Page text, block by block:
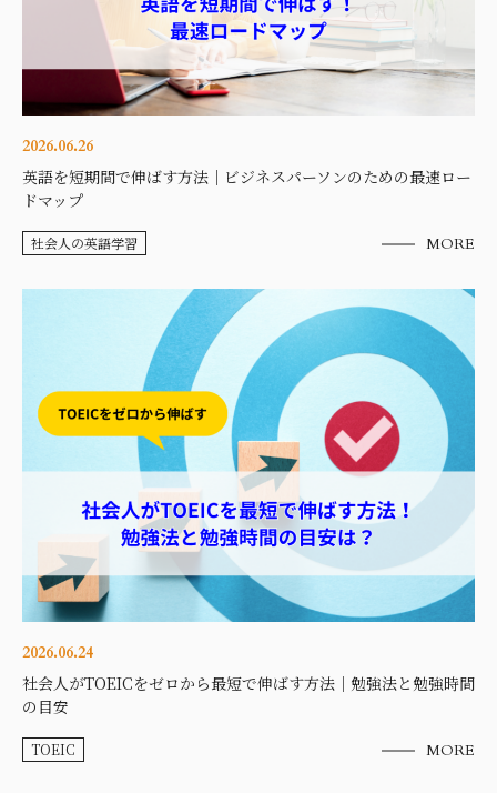
2026.06.26
英語を短期間で伸ばす方法｜ビジネスパーソンのための最速ロー
ドマップ
社会人の英語学習 MORE
2026.06.24
社会人がTOEICをゼロから最短で伸ばす方法｜勉強法と勉強時間
の目安
TOEIC MORE